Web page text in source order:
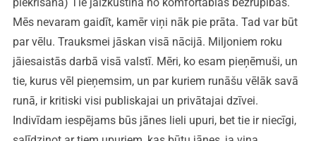
Mēs nevaram gaidīt, kamēr viņi nāk pie prāta. Tad var būt
par vēlu. Trauksmei jāskan visā nācijā. Miljoniem roku
jāiesaistās darbā visā valstī. Mēri, ko esam pieņēmuši, un
tie, kurus vēl pieņemsim, un par kuriem runāšu vēlāk savā
runā, ir kritiski visi publiskajai un privātajai dzīvei.
Indivīdam iespējams būs jānes lieli upuri, bet tie ir niecīgi,